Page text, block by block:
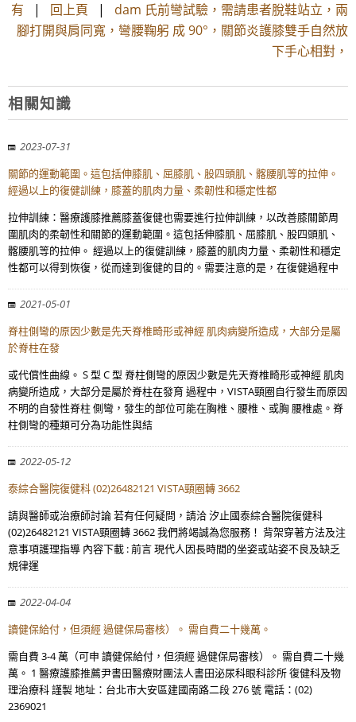
有 | 回上頁 | dam 氏前彎試驗，需請患者脫鞋站立，兩
腳打開與肩同寬，彎腰鞠躬 成 90°，關節炎護膝雙手自然放
下手心相對，
相關知識
2023-07-31
關節的運動範圍。這包括伸膝肌、屈膝肌、股四頭肌、髂腰肌等的拉伸。
經過以上的復健訓練，膝蓋的肌肉力量、柔韌性和穩定性都
拉伸訓練：醫療護膝推薦膝蓋復健也需要進行拉伸訓練，以改善膝關節周
圍肌肉的柔韌性和關節的運動範圍。這包括伸膝肌、屈膝肌、股四頭肌、
髂腰肌等的拉伸。 經過以上的復健訓練，膝蓋的肌肉力量、柔韌性和穩定
性都可以得到恢復，從而達到復健的目的。需要注意的是，在復健過程中
2021-05-01
脊柱側彎的原因少數是先天脊椎畸形或神經 肌肉病變所造成，大部分是屬
於脊柱在發
或代償性曲線。 S 型 C 型 脊柱側彎的原因少數是先天脊椎畸形或神經 肌肉
病變所造成，大部分是屬於脊柱在發育 過程中，VISTA頸圈自行發生而原因
不明的自發性脊柱 側彎，發生的部位可能在胸椎、腰椎、或胸 腰椎處。脊
柱側彎的種類可分為功能性與結
2022-05-12
泰綜合醫院復健科 (02)26482121 VISTA頸圈轉 3662
請與醫師或治療師討論 若有任何疑問，請洽 汐止國泰綜合醫院復健科
(02)26482121 VISTA頸圈轉 3662 我們將竭誠為您服務！ 背架穿著方法及注
意事項護理指導 內容下載 : 前言 現代人因長時間的坐姿或站姿不良及缺乏
規律運
2022-04-04
讀健保給付，但須經 過健保局審核）。 需自費二十幾萬。
需自費 3-4 萬（可申 讀健保給付，但須經 過健保局審核）。 需自費二十幾
萬。 1 醫療護膝推薦尹書田醫療財團法人書田泌尿科眼科診所 復健科及物
理治療科 謹製 地址：台北市大安區建國南路二段 276 號 電話：(02)
2369021